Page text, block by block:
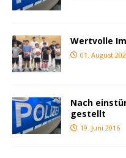
Wertvolle
01. August
Nach
gestellt
19. Juni 2016